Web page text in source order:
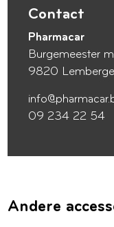
Contact
Pharmacar
Burgemeester
9820 Lemberge
09 234 22 54
Andere